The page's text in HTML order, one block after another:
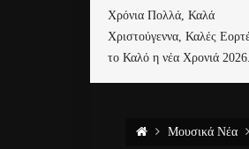
Χρόνια Πολλά, Καλά
Χριστούγεννα, Καλές
το Καλό η νέα Χρονιά 2026.
Μουσικά Νέα